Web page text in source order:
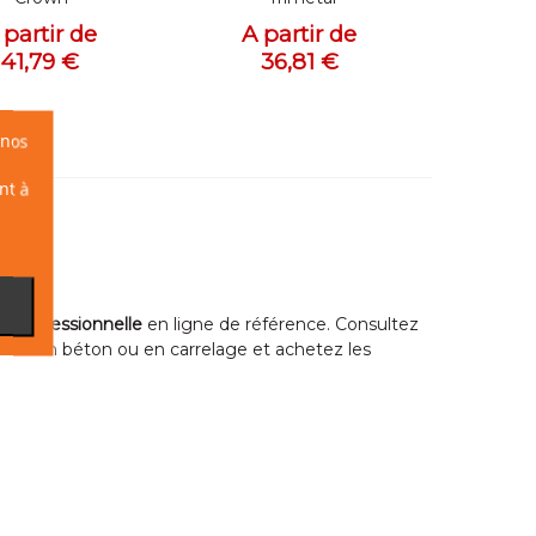
partir de
41,79 €
A partir de
36,81 €
professionnelle en ligne de référence. Consultez
en béton ou en carrelage et achetez les
à